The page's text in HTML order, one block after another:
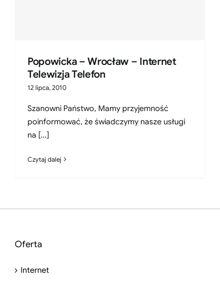
Popowicka – Wrocław – Internet
Telewizja Telefon
12 lipca, 2010
Szanowni Państwo, Mamy przyjemność
poinformować, że świadczymy nasze usługi
na [...]
Czytaj dalej
Oferta
Internet